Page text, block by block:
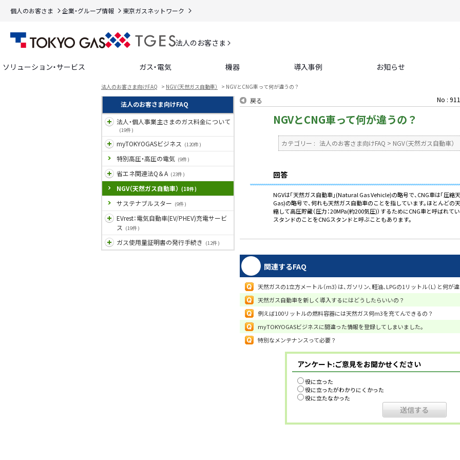
個人のお客さま 企業・グループ情報 東京ガスネットワーク
法人のお客さま
ソリューション・サービス ガス・電気 機器 導入事例 お知らせ
法人のお客さま向けFAQ > NGV（天然ガス自動車） > NGVとCNG車って何が違うの？
法人のお客さま向けFAQ
法人・個人事業主さまのガス料金について
(19件)
myTOKYOGASビジネス (120件)
特別高圧・高圧の電気 (9件)
省エネ関連法Q＆A (23件)
NGV（天然ガス自動車） (18件)
サステナブルスター (9件)
EVrest：電気自動車(EV/PHEV)充電サービ
ス (19件)
ガス使用量証明書の発行手続き (12件)
戻る No :
NGVとCNG車って何が違うの？
カテゴリー : 法人のお客さま向けFAQ > NGV（天然ガス自動車）
回答
NGVは「天然ガス自動車」(Natural Gas Vehicle)の略号で、CNG車は「圧
Gas)の略号で、何れも天然ガス自動車のことを指しています。ほとんどの
縮して高圧貯蔵（圧力：20MPa(約200気圧)）するためにCNG車と呼ばれて
スタンドのことをCNGスタンドと呼ぶこともあります。
関連するFAQ
天然ガスの1立方メートル（m3）は、ガソリン、軽油、LPGの1リットル（L）と何が
天然ガス自動車を新しく導入するにはどうしたらいいの？
例えば100リットルの燃料容器には天然ガス何m3を充てんできるの？
myTOKYOGASビジネスに間違った情報を登録してしまいました。
特別なメンテナンスって必要？
アンケート:ご意見をお聞かせください
役に立った
役に立ったがわかりにくかった
役に立たなかった